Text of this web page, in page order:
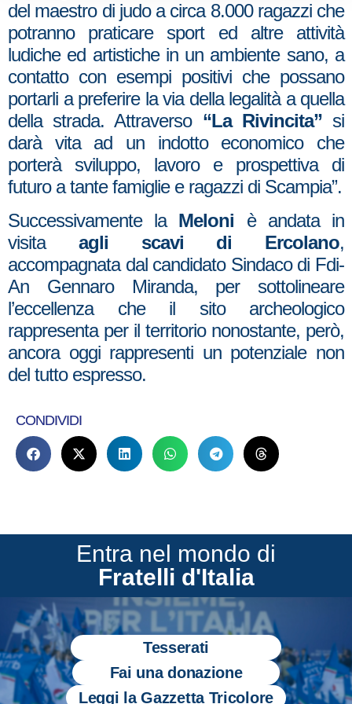
del maestro di judo a circa 8.000 ragazzi che
potranno praticare sport ed altre attività
ludiche ed artistiche in un ambiente sano, a
contatto con esempi positivi che possano
portarli a preferire la via della legalità a quella
della strada. Attraverso “La Rivincita”si
darà vita ad un indotto economico che
porterà sviluppo, lavoro e prospettiva di
futuro a tante famiglie e ragazzi di Scampia”.
Successivamente la Meloni è andata in
visita agli scavi di Ercolano,
accompagnata dal candidato Sindaco di Fdi-
An Gennaro Miranda, per sottolineare
l’eccellenza che il sito archeologico
rappresenta per il territorio nonostante, però,
ancora oggi rappresenti un potenziale non
del tutto espresso.
CONDIVIDI
Entra nel mondo di
Fratelli d'Italia
Tesserati
Fai una donazione
Leggi la Gazzetta Tricolore